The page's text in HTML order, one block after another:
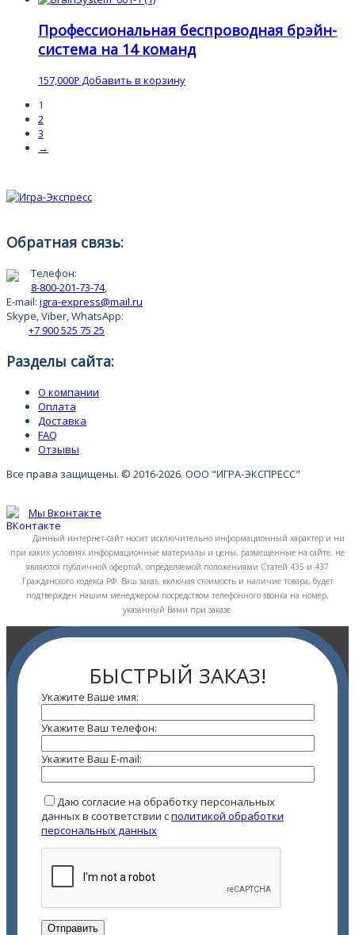
Профессиональная беспроводная брэйн-
система на 14 команд
157,000Р Добавить в корзину
1
2
3
→
Обратная связь:
Телефон:
8-800-201-73-74,
E-mail: igra-express@mail.ru
Skype, Viber, WhatsApp:
+7 900 525 75 25
Разделы сайта:
О компании
Оплата
Доставка
FAQ
Отзывы
Все права защищены. © 2016-2026. ООО "ИГРА-ЭКСПРЕСС"
Мы Вконтакте
Данный интернет-сайт носит исключительно информационный характер и ни
при каких условиях информационные материалы и цены, размещенные на сайте, не
являются публичной офертой, определяемой положениями Статей 435 и 437
Гражданского кодекса РФ. Ваш заказ, включая стоимость и наличие товара, будет
подтвержден нашим менеджером посредством телефонного звонка на номер,
указанный Вами при заказе.
БЫСТРЫЙ ЗАКАЗ!
Укажите Ваше имя:
Укажите Ваш телефон:
Укажите Ваш E-mail:
Даю согласие на обработку персональных
данных в соответствии сполитикой обработки
персональных данных